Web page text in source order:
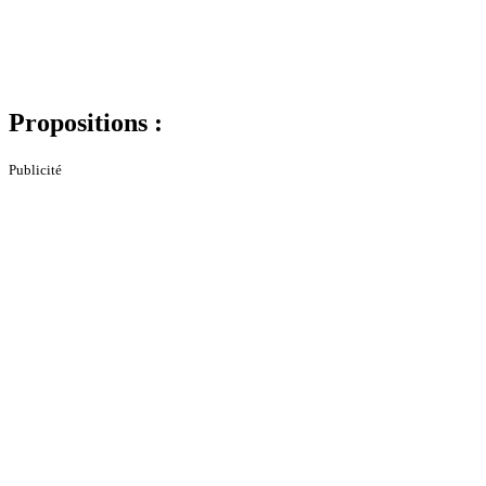
Propositions :
Publicité